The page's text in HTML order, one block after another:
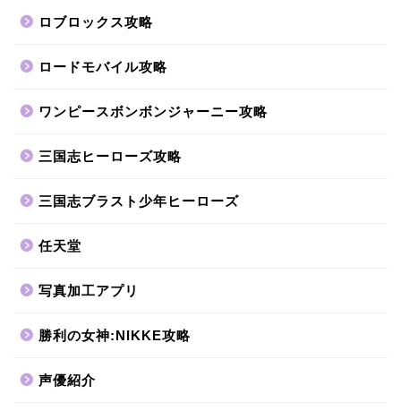
ロブロックス攻略
ロードモバイル攻略
ワンピースボンボンジャーニー攻略
三国志ヒーローズ攻略
三国志ブラスト少年ヒーローズ
任天堂
写真加工アプリ
勝利の女神:NIKKE攻略
声優紹介